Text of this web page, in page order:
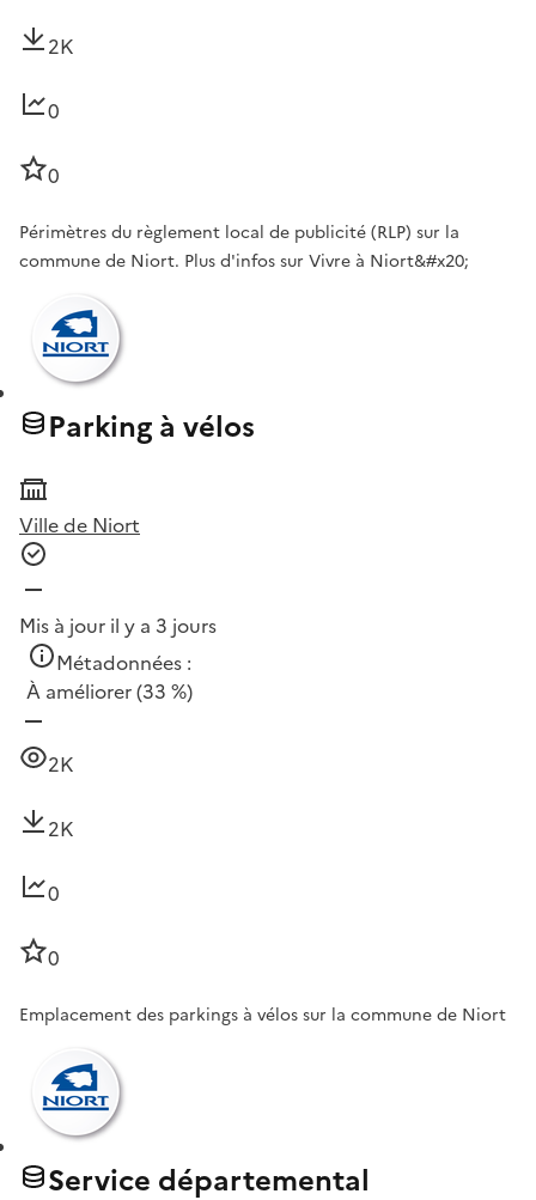
2K
0
0
Périmètres du règlement local de publicité (RLP) sur la
commune de Niort. Plus d'infos sur Vivre à Niort&#x20;
Parking à vélos
Ville de Niort
Mis à jour il y a 3 jours
Métadonnées :
À améliorer(33 %)
2K
2K
0
0
Emplacement des parkings à vélos sur la commune de Niort
Service départemental